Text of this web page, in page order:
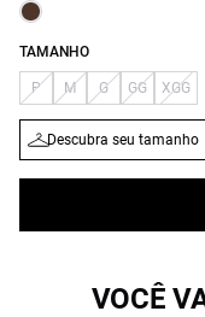
TAMANHO
P M G GG XGG
Descubra seu tamanho
VOCÊ